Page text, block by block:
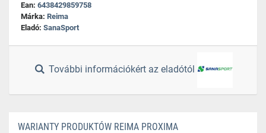
Ean: 6438429859758
Márka: Reima
Eladó: SanaSport
További információkért az eladótól
WARIANTY PRODUKTÓW REIMA PROXIMA